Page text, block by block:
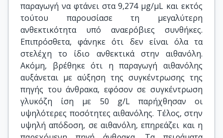
παραγωγή να φτάνει στα 9,274 μg/μL και εκτός
τούτου παρουσίασε τη μεγαλύτερη
ανθεκτικότητα υπό αναερόβιες συνθήκες.
Επιπρόσθετα, φάνηκε ότι δεν είναι όλα τα
στελέχη το ίδιο ανθεκτικά στην αιθανόλη.
Ακόμη, βρέθηκε ότι η παραγωγή αιθανόλης
αυξάνεται με αύξηση της συγκέντρωσης της
πηγής του άνθρακα, εφόσον σε συγκέντρωση
γλυκόζη ίση με 50 g/L παρήχθησαν οι
υψηλότερες ποσότητες αιθανόλης. Τέλος, στην
υψηλή απόδοση, σε αιθανόλη, επηρεάζει και η